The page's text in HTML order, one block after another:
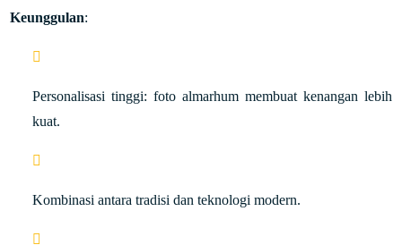
Keunggulan:
Personalisasi tinggi: foto almarhum membuat kenangan lebih
kuat.
Kombinasi antara tradisi dan teknologi modern.